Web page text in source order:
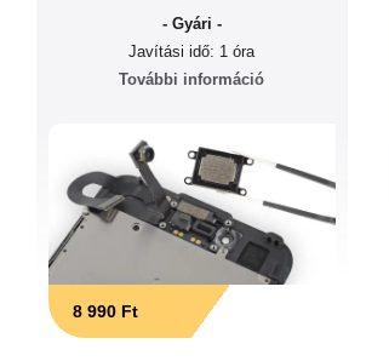
- Gyári -
Javítási idő: 1 óra
További információ
8 990 Ft